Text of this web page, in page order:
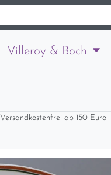
Villeroy & Boch
Versandkostenfrei ab 150 Euro